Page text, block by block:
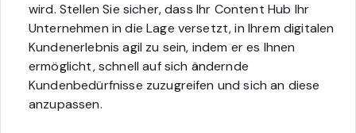
wird. Stellen Sie sicher, dass Ihr Content Hub Ihr
Unternehmen in die Lage versetzt, in Ihrem digitalen
Kundenerlebnis agil zu sein, indem er es Ihnen
ermöglicht, schnell auf sich ändernde
Kundenbedürfnisse zuzugreifen und sich an diese
anzupassen.